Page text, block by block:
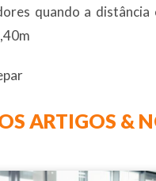
quando a
ARTIGOS &